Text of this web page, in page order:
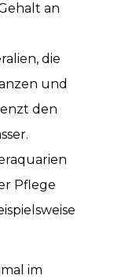
an
die
und
den
Pflege
im